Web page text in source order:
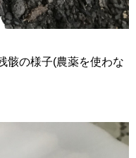
骸の様子(農薬を使わな